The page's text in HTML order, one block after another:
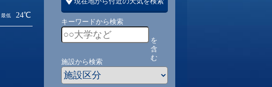
最低 24℃
キーワードから検索
を
含
む
施設から検索